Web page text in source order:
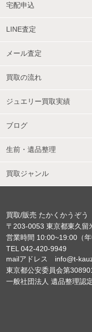
宅配申込
LINE査定
メール査定
買取の流れ
ジュエリー買取実績
ブログ
生前・遺品整理
買取ジャンル
買取/販売 たかくかうぞう
〒203-0053 東京都東久
営業時間 10:00~19:00（年
TEL 042-420-9949
mailアドレス info@t-
東京都公安委員会第
一般社団法人 遺品整理認